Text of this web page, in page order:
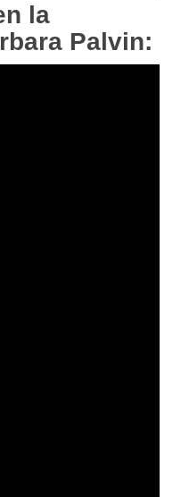
la
Palvin: